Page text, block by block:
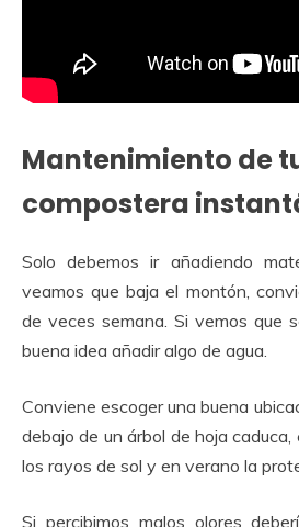
Mantenimiento de
compostera
Solo debemos ir añadiendo
veamos que baja el montón,
de veces semana. Si vemos que
buena idea añadir algo de agua.
Conviene escoger una buena
debajo de un árbol de hoja
los rayos de sol y en verano la
Si percibimos malos olores